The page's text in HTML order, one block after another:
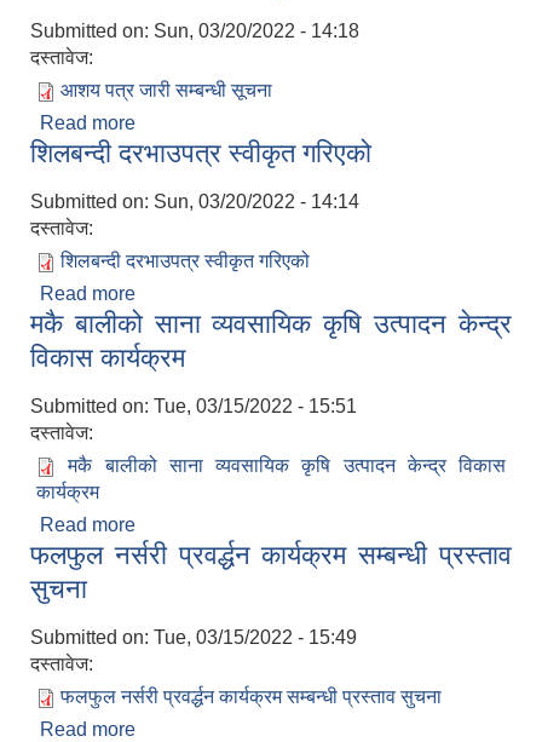
Submitted on: Sun, 03/20/2022 - 14:18
दस्तावेज:
आशय पत्र जारी सम्बन्धी सूचना
Read more
शिलबन्दी दरभाउपत्र स्वीकृत गरिएको
Submitted on: Sun, 03/20/2022 - 14:14
दस्तावेज:
शिलबन्दी दरभाउपत्र स्वीकृत गरिएको
Read more
मकै बालीको साना व्यवसायिक कृषि उत्पादन केन्द्र
विकास कार्यक्रम
Submitted on: Tue, 03/15/2022 - 15:51
दस्तावेज:
मकै बालीको साना व्यवसायिक कृषि उत्पादन केन्द्र विकास
कार्यक्रम
Read more
विकास कार्यक्रम
फलफुल नर्सरी प्रवर्द्धन कार्यक्रम सम्बन्धी प्रस्ताव
सुचना
Submitted on: Tue, 03/15/2022 - 15:49
दस्तावेज:
फलफुल नर्सरी प्रवर्द्धन कार्यक्रम सम्बन्धी प्रस्ताव सुचना
Read more